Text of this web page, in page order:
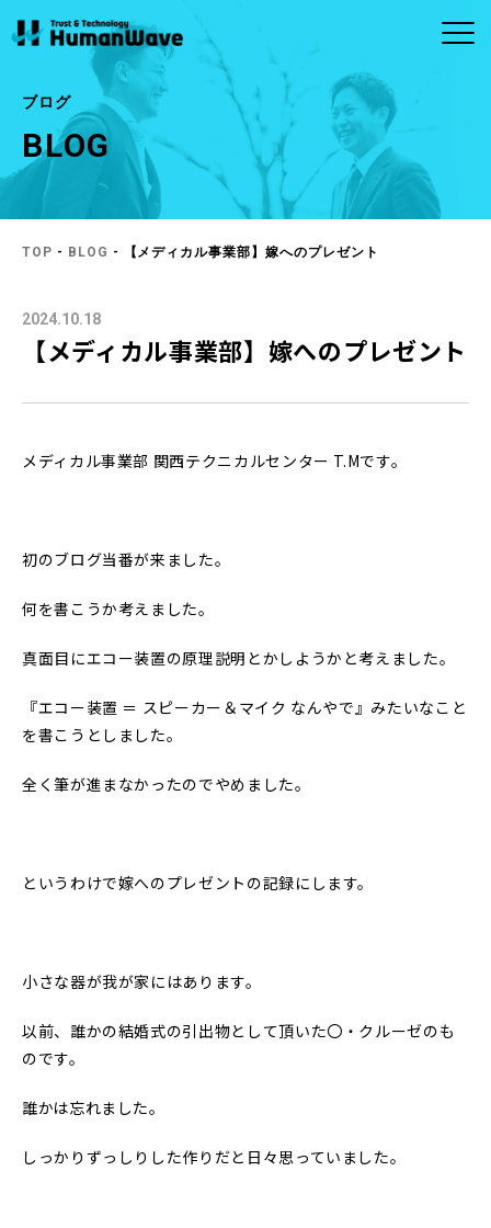
ヒューマンウェイブについ
MORE
ン
会社概要
事業内容 MORE
半導体 ビルメンテナンス
グ・人材（人財）
紹介
CONTACT お問い合わせ
お問い合わせ
商品のお問い合わ
ブログ
BLOG
TOP - BLOG - 【メディカル事業部】嫁へのプレゼント
2024.10.18
【メディカル事業部】嫁へのプレゼント
メディカル事業部 関西テクニカルセンター T.Mです。
初のブログ当番が来ました。
何を書こうか考えました。
真面目にエコー装置の原理説明とかしようかと考えました。
『エコー装置 ＝ スピーカー＆マイク なんやで』みたいなこと
を書こうとしました。
全く筆が進まなかったのでやめました。
というわけで嫁へのプレゼントの記録にします。
小さな器が我が家にはあります。
以前、誰かの結婚式の引出物として頂いた〇・クルーゼのも
のです。
誰かは忘れました。
しっかりずっしりした作りだと日々思っていました。